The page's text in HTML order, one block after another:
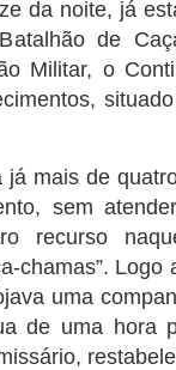
da noite, já
de
Militar, o
mais de
sem
recurso
chamas”.
uma
de uma hora